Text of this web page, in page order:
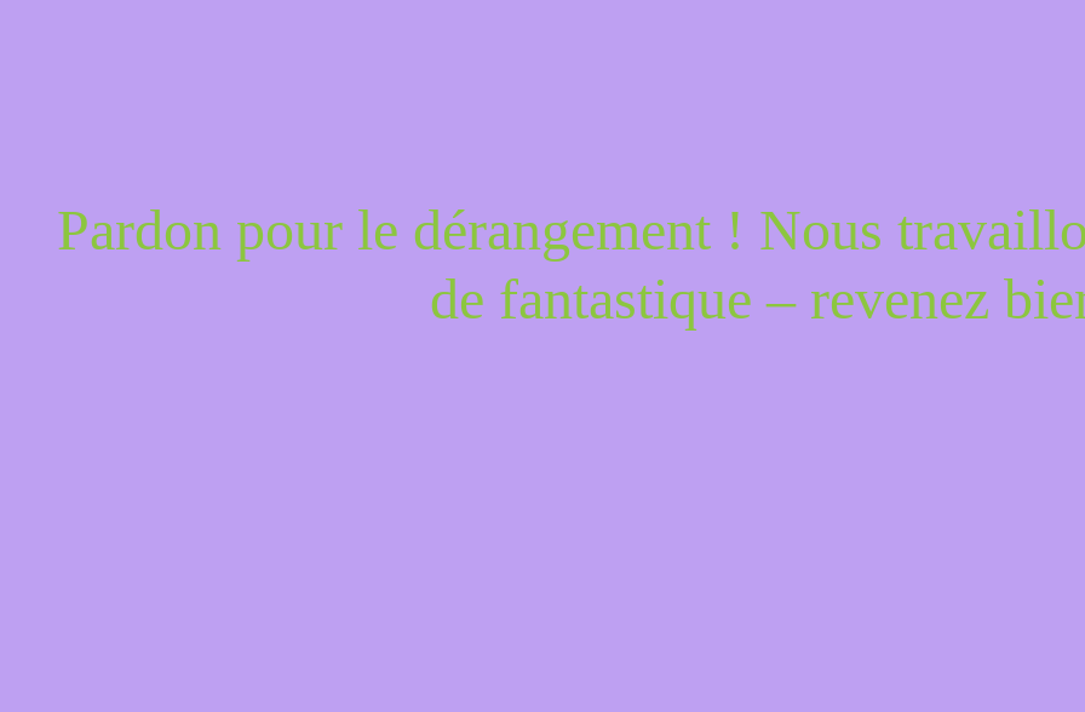
Pardon pour le dérangement ! Nous
de fantastique – revenez